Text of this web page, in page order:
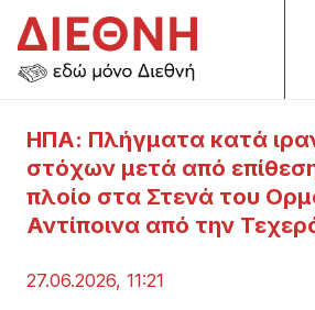
ΗΠΑ: Πλήγματα κατά
στόχων μετά από
πλοίο στα Στενά του
Αντίποινα από την
27.06.2026, 11:21